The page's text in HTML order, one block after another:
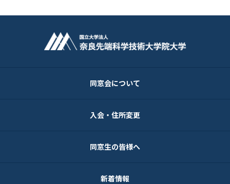
同窓会について
入会・住所変更
同窓生の皆様へ
新着情報